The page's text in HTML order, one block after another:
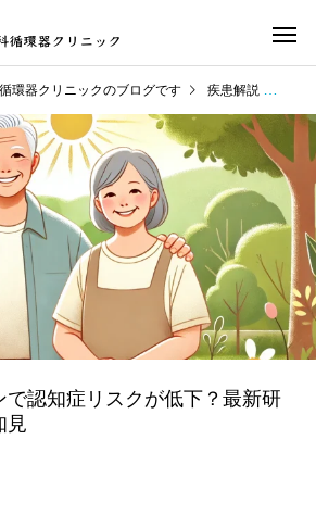
環器クリニックのブログです 疾患解説
で認知症リスクが低下？最新研
見